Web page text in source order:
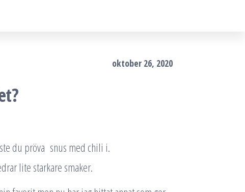
oktober 26, 2020
du pröva snus med chili i.
lite starkare smaker.